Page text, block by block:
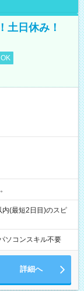
土日休み！
(最短2日目)のスピ
ソコンスキル不要
詳細へ